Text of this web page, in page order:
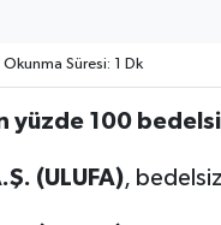
Okunma Süresi: 1 Dk
yüzde 100
(ULUFA),